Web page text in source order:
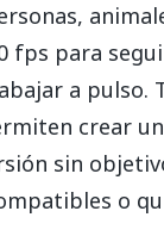
fps para
a pulso.
crear
sin
o